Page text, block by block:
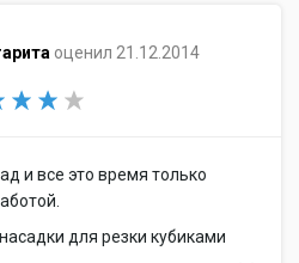
оценил 21.12.2014
и все это время только
для резки кубиками